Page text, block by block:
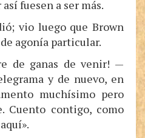
fuesen a ser más.
vio luego que Brown
agonía particular.
de ganas de venir! —
y de nuevo, en
muchísimo pero
Cuento contigo, como